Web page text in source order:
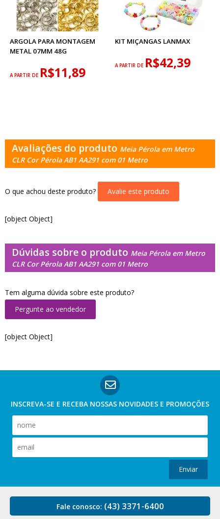
ARGOLA PARA MONTAGEM
METAL 07MM 48G
A PARTIR DE R$11,89
KIT MIÇANGAS LANMAX
A PARTIR DE R$42,39
Avaliações do produto Meia Pérola em Metro
CLR Cor Pérola AB1 AA291 com 01 Metro
O que achou deste produto? Avalie este produto
[object Object]
Dúvidas sobre o produto Meia Pérola em Metro
CLR Cor Pérola AB1 AA291 com 01 Metro
Tem alguma dúvida sobre este produto?
Pergunte ao vendedor
[object Object]
INSCREVA-SE E RECEBA NOSSAS NOVIDADES E PROMOÇÕES
Enviar
Fale conosco: (43) 3371-6400